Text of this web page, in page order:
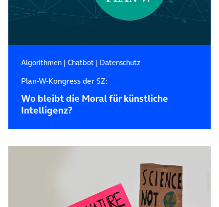
Algorithmen| Chatbot| Datenschutz
Plan-W-Kongress der SZ:
Wo bleibt die Moral für künstliche
Intelligenz?